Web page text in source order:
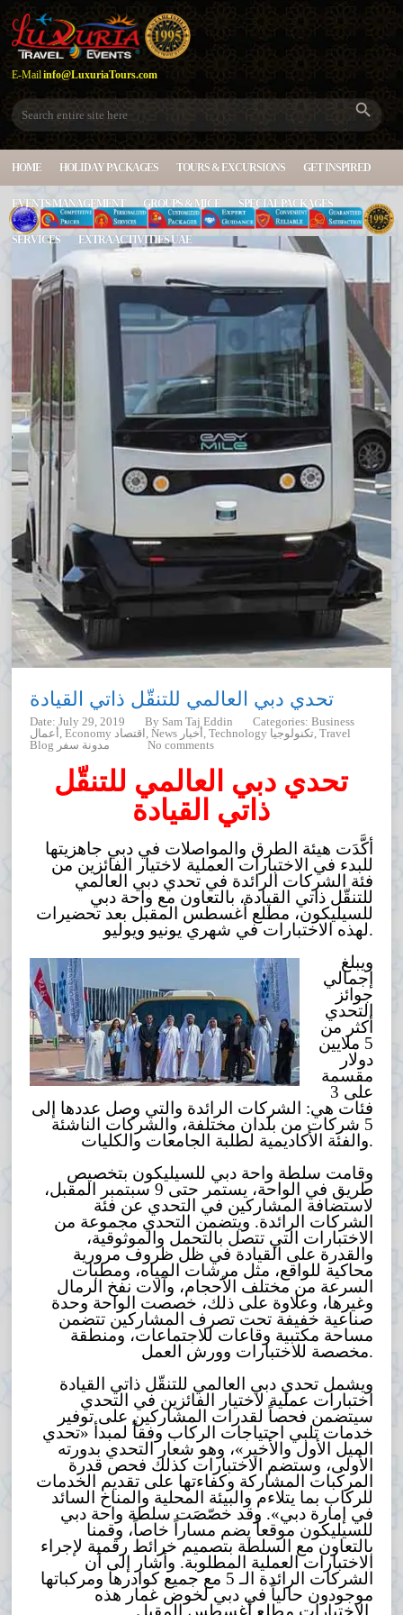
E-Mailinfo@LuxuriaTours.com
HOME HOLIDAY PACKAGES TOURS & EXCURSIONS GET INSPIRED
EVENTS MANAGEMENT GROUPS & MICE SPECIAL PACKAGES
SERVICES EXTRA ACTIVITIES UAE
تحدي دبي العالمي للتنقّل ذاتي القيادة
Date: July 29, 2019 By Sam Taj Eddin Categories:Business
أعمال
Economy اقتصاد News أخبار Technology تكنولوجيا Travel
Blog مدونة سفر
No comments
تحدي دبي العالمي للتنقّل
ذاتي القيادة
أكَّدَت هيئة الطرق والمواصلات في دبي جاهزيتها
للبدء في الاختبارات العملية لاختيار الفائزين من
فئة الشركات الرائدة في تحدي دبي العالمي
للتنقّل ذاتي القيادة، بالتعاون مع واحة دبي
للسيليكون، مطلع أغسطس المقبل بعد تحضيرات
لهذه الاختبارات في شهري يونيو ويوليو.
ويبلغ
إجمالي
جوائز
التحدي
أكثر من
5 ملايين
دولار
مقسمة
على 3
فئات هي: الشركات الرائدة والتي وصل عددها إلى
5 شركات من بلدان مختلفة، والشركات الناشئة
والفئة الأكاديمية لطلبة الجامعات والكليات.
وقامت سلطة واحة دبي للسيليكون بتخصيص
طريق في الواحة، يستمر حتى 9 سبتمبر المقبل،
لاستضافة المشاركين في التحدي عن فئة
الشركات الرائدة. ويتضمن التحدي مجموعة من
الاختبارات التي تتصل بالتحمل والموثوقية،
والقدرة على القيادة في ظل ظروف مرورية
محاكية للواقع، مثل مرشات المياه، ومطبات
السرعة من مختلف الأحجام، وآلات نفخ الرمال
وغيرها، وعلاوة على ذلك، خصصت الواحة وحدة
صناعية خفيفة تحت تصرف المشاركين تتضمن
مساحة مكتبية وقاعات للاجتماعات، ومنطقة
مخصصة للاختبارات وورش العمل.
ويشمل تحدي دبي العالمي للتنقّل ذاتي القيادة
اختبارات عملية لاختيار الفائزين في التحدي
سيتضمن فحصاً لقدرات المشاركين على توفير
خدمات تلبي احتياجات الركاب وفقاً لمبدأ «تحدي
الميل الأول والأخير»، وهو شعار التحدي بدورته
الأولى، وستضم الاختبارات كذلك فحص قدرة
المركبات المشاركة وكفاءتها على تقديم الخدمات
للركاب بما يتلاءم والبيئة المحلية والمناخ السائد
في إمارة دبي». وقد خصّصَت سلطة واحة دبي
للسيليكون موقعاً يضم مساراً خاصاً، وقمنا
بالتعاون مع السلطة بتصميم خرائط رقمية لإجراء
الاختبارات العملية المطلوبة. وأشار إلى أن
الشركات الرائدة الـ 5 مع جميع كوادرها ومركباتها
موجودون حالياً في دبي لخوض غمار هذه